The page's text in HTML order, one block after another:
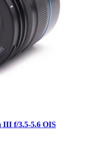
III f/3.5-5.6 OIS